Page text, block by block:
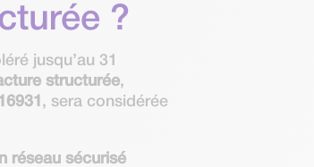
?
jusqu’au 31
structurée,
, sera considérée
réseau sécurisé